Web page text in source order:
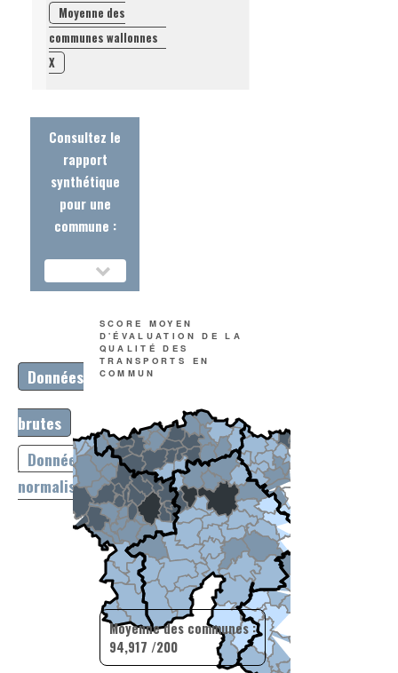
Moyenne des
communes wallonnes
X
Consultez le
rapport
synthétique
pour une
commune :
Données
brutes
Données
normalisées
SCORE MOYEN
D'ÉVALUATION DE LA
QUALITÉ DES
TRANSPORTS EN
COMMUN
Moyenne des communes :
94,917 /200